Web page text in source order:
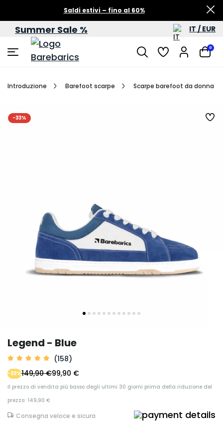
Saldi estivi – fino al 60%
Summer Sale % IT / EUR
0
Introduzione Barefoot scarpe Scarpe barefoot da donna
-33%
Legend - Blue
(158)
99,90 €
-33%149,90 €
Il prezzo di vendita più basso degli ultimi 30 giorni prima della riduzione del
prezzo: 149,90 €
Consegna veloce e sicura